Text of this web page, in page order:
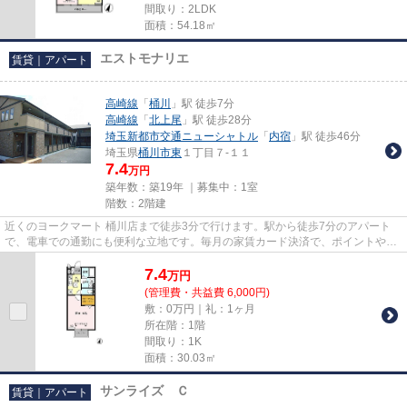
間取り：2LDK
面積：54.18㎡
賃貸｜アパート エストモナリエ
高崎線 「 桶川
」駅 徒歩7分
高崎線 「 北上尾 」駅 徒歩28分
埼玉新都市交通ニューシャトル 「 内宿 」駅 徒歩46分
埼玉県桶川市東 １丁目７-１１
7.4万円
築年数：築19年 ｜募集中： 1室
階数：2階建
近くのヨークマート 桶川店まで徒歩3分で行けます。駅から徒歩7分のアパート
で、電車での通勤にも便利な立地です。毎月の家賃カード決済で、ポイントやマ
7.4万円
(管理費・共益費 6,000円)
敷：0万円｜礼：1ヶ月
所在階：1階
間取り：1K
面積：30.03㎡
賃貸｜アパート サンライズ Ｃ